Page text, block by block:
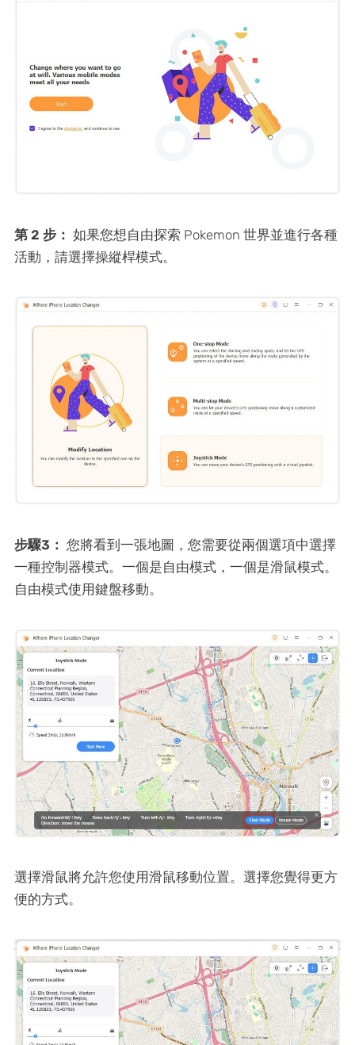
第 2 步： 如果您想自由探索 Pokemon 世界並進行各種
活動，請選擇操縱桿模式。
步驟3： 您將看到一張地圖，您需要從兩個選項中選擇
一種控制器模式。一個是自由模式，一個是滑鼠模式。
自由模式使用鍵盤移動。
選擇滑鼠將允許您使用滑鼠移動位置。選擇您覺得更方
便的方式。